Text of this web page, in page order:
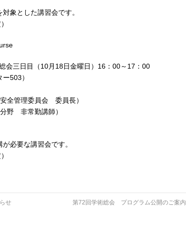
象とした講習会です。
三日目（10月18日金曜日）16：00～17：00
503）
全管理委員会 委員長）
野 非常勤講師）
必要な講習会です。
せ 第72回学術総会 プログラム公開のご案内